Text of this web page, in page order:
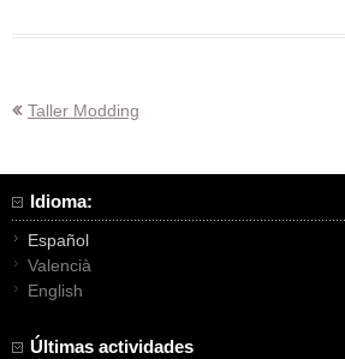
Navegación
Taller Modding
Idioma:
Español
Valencià
English
Últimas actividades